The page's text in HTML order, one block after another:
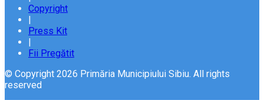
Copyright
|
Press Kit
|
Fii Pregătit
© Copyright 2026 Primăria Municipiului Sibiu. All rights
reserved